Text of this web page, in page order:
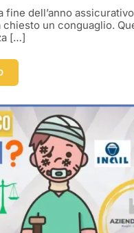
fine dell’anno
chiesto un conguaglio.
[…]